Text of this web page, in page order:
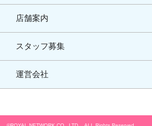
店舗案内
スタッフ募集
運営会社